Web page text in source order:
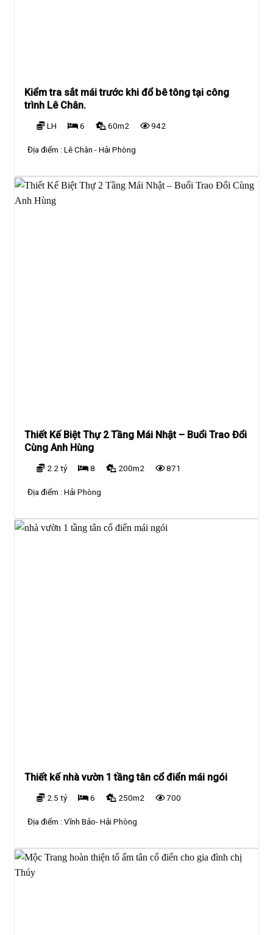
Kiểm tra sắt mái trước khi đổ bê tông tại công
trình Lê Chân.
LH 6 60m2 942
Địa điểm :Lê Chân - Hải Phòng
Thiết Kế Biệt Thự 2 Tầng Mái Nhật – Buổi Trao Đổi
Cùng Anh Hùng
2.2 tỷ 8 200m2 871
Địa điểm :Hải Phòng
Thiết kế nhà vườn 1 tầng tân cổ điển mái ngói
2.5 tỷ 6 250m2 700
Địa điểm :Vĩnh Bảo- Hải Phòng